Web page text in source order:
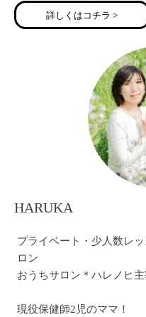
詳しくはコチラ >
HARUKA
プライベート・少人数レ
ロン
おうちサロン＊ハレノヒ
現役保健師2児のママ！